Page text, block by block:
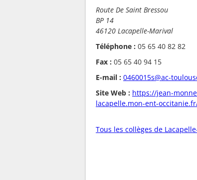
Route De Saint Bressou
BP 14
46120 Lacapelle-Marival
Téléphone : 05 65 40 82 82
Fax : 05 65 40 94 15
E-mail : 0460015s@ac-
Site Web : https://jean-
lacapelle.mon-ent-
Tous les collèges de